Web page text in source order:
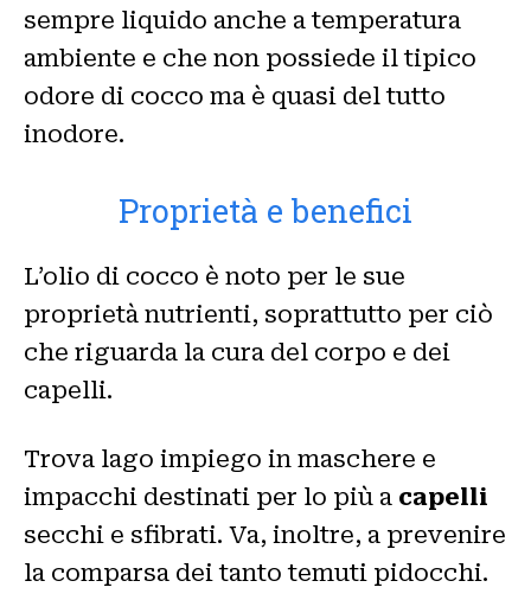
sempre liquido anche a temperatura
ambiente e che non possiede il tipico
odore di cocco ma è quasi del tutto
inodore.
Proprietà e benefici
L’olio di cocco è noto per le sue
proprietà nutrienti, soprattutto per ciò
che riguarda la cura del corpo e dei
capelli.
Trova lago impiego in maschere e
impacchi destinati per lo più a capelli
secchi e sfibrati. Va, inoltre, a prevenire
la comparsa dei tanto temuti pidocchi.